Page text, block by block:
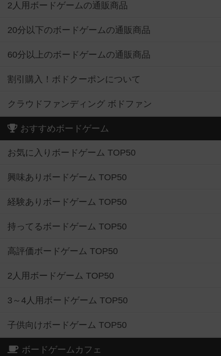
2人用ボードゲームの通販商品
20分以下のボードゲームの通販商品
60分以上のボードゲームの通販商品
割引購入！ボドクーポンについて
クラウドファンディング ボドファン
おすすめボードゲーム
お気に入りボードゲーム TOP50
興味ありボードゲーム TOP50
経験ありボードゲーム TOP50
持ってるボードゲーム TOP50
高評価ボードゲーム TOP50
2人用ボードゲーム TOP50
3～4人用ボードゲーム TOP50
子供向けボードゲーム TOP50
ボードゲームカフェ